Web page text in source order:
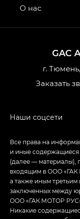
привод — GB
Джи Икс
LOUNGE
Empow —
GAC
г.
Заказать
О нас
Все права на
и иные содержащиеся
(далее — материалы),
входящим в ООО «ГАК
а также иным третьим
заключенных между
ООО «ГАК МОТОР РУС»
Никакие